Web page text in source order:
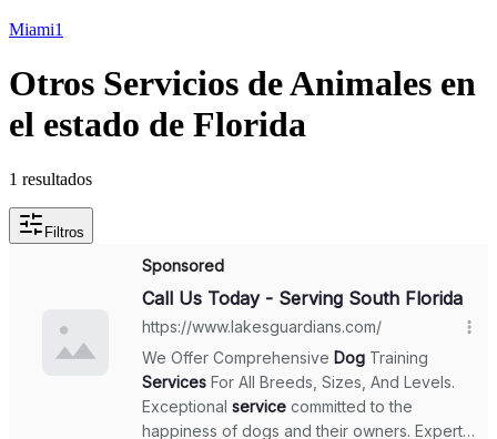
Miami1
Otros Servicios de Animales en
el estado de Florida
1 resultados
Filtros